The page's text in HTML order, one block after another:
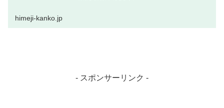
himeji-kanko.jp
- スポンサーリンク -